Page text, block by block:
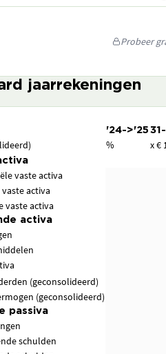
Probeer
jaarrekeningen
'24->'25
% x €
vaste activa
activa
vaste activa
activa
(geconsolideerd)
(geconsolideerd)
passiva
schulden